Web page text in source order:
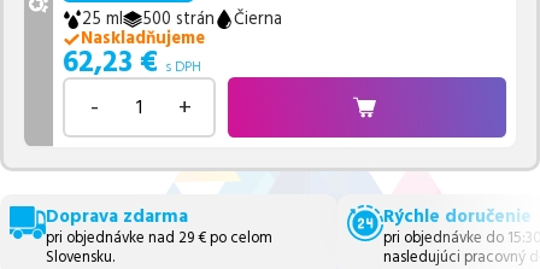
25 ml 500 strán
Čierna
Naskladňujeme
62,23 € s DPH
- +
Doprava zdarma
pri objednávke nad 29 € po celom
Slovensku.
Rýchle doručenie
pri objednávke do
nasledujúci pracovný